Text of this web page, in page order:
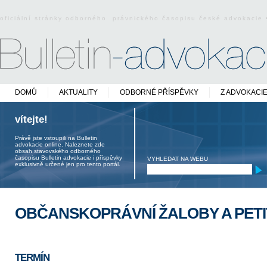
oficiální stránky odborného právnického časopisu české
DOMŮ AKTUALITY ODBORNÉ PŘÍSPĚVKY Z ADVOKACIE
vítejte!
Právě jste vstoupili na Bulletin
advokacie online. Naleznete zde
obsah stavovského odborného
časopisu Bulletin advokacie i příspěvky
exklusivně určené jen pro tento portál.
VYHLEDAT NA WEBU
OBČANSKOPRÁVNÍ ŽALOBY A
TERMÍN